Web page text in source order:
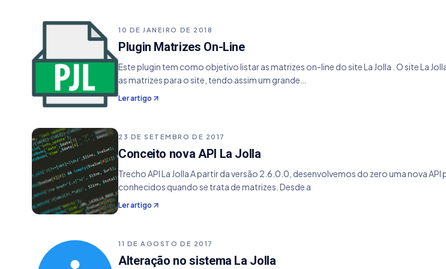
10 DE JANEIRO DE 2018
Plugin Matrizes On-Line
Este plugin tem como objetivo listar as matrizes on-line do site La Jolla . O site La
as matrizes para o site, tendo assim um grande…
Ler artigo
23 DE SETEMBRO DE 2017
Conceito nova API La Jolla
Trecho API La Jolla A partir da versão 2.6.0.0, desenvolvemos do zero uma nova
conhecidos quando se trata de matrizes. Desde a
Ler artigo
11 DE AGOSTO DE 2017
Alteração no sistema La Jolla